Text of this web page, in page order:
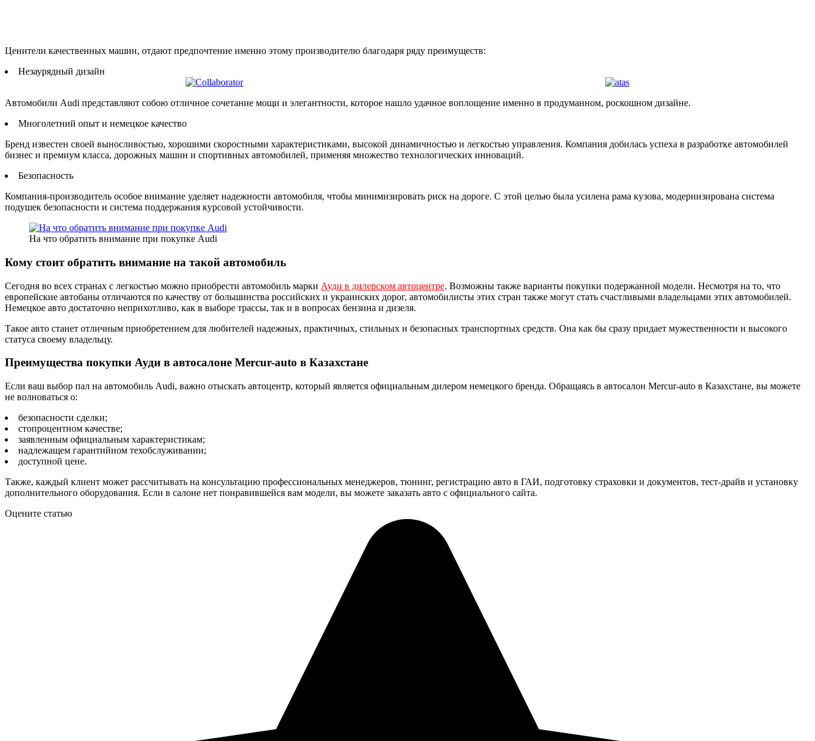
Ценители качественных машин, отдают предпочтение именно этому производителю благодаря ряду преимуществ:
Незаурядный дизайн
Автомобили Audi представляют собою отличное сочетание мощи и элегантности, которое нашло удачное воплощение именно в продуманном, роскошном дизайне.
Многолетний опыт и немецкое качество
Бренд известен своей выносливостью, хорошими скоростными характеристиками, высокой динамичностью и легкостью управления. Компания добилась успеха в разработке автомобилей
бизнес и премиум класса, дорожных машин и спортивных автомобилей, применяя множество технологических инноваций.
Безопасность
Компания-производитель особое внимание уделяет надежности автомобиля, чтобы минимизировать риск на дороге. С этой целью была усилена рама кузова, модернизирована система
подушек безопасности и система поддержания курсовой устойчивости.
На что обратить внимание при покупке Audi
Кому стоит обратить внимание на такой автомобиль
Сегодня во всех странах с легкостью можно приобрести автомобиль марки Ауди в дилерском автоцентре. Возможны также варианты покупки подержанной модели. Несмотря на то, что
европейские автобаны отличаются по качеству от большинства российских и украинских дорог, автомобилисты этих стран также могут стать счастливыми владельцами этих автомобилей.
Немецкое авто достаточно неприхотливо, как в выборе трассы, так и в вопросах бензина и дизеля.
Такое авто станет отличным приобретением для любителей надежных, практичных, стильных и безопасных транспортных средств. Она как бы сразу придает мужественности и высокого
статуса своему владельцу.
Преимущества покупки Ауди в автосалоне Mercur-auto в Казахстане
Если ваш выбор пал на автомобиль Audi, важно отыскать автоцентр, который является официальным дилером немецкого бренда. Обращаясь в автосалон Mercur-auto в Казахстане, вы можете
не волноваться о:
безопасности сделки;
стопроцентном качестве;
заявленным официальным характеристикам;
надлежащем гарантийном техобслуживании;
доступной цене.
Также, каждый клиент может рассчитывать на консультацию профессиональных менеджеров, тюнинг, регистрацию авто в ГАИ, подготовку страховки и документов, тест-драйв и установку
дополнительного оборудования. Если в салоне нет понравившейся вам модели, вы можете заказать авто с официального сайта.
Оцените статью